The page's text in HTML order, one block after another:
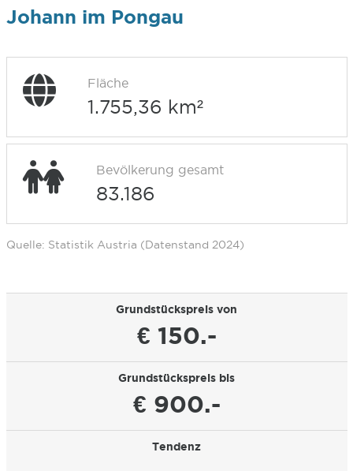
Johann im Pongau
Fläche
1.755,36 km²
Bevölkerung gesamt
83.186
Quelle: Statistik Austria (Datenstand 2024)
Grundstückspreis von
€ 150.-
Grundstückspreis bis
€ 900.-
Tendenz